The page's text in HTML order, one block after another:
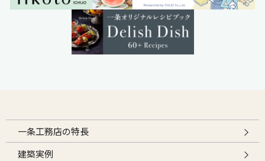
一条工務店の特長
建築実例